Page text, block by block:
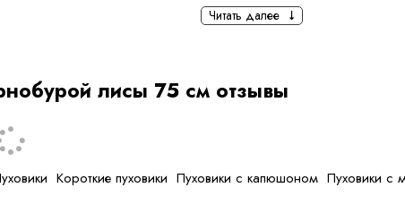
обеспечивает
Основная информация
Ткань
Читать далее
лисы 75 см отзывы
Короткие пуховики Пуховики с капюшоном Пуховики с